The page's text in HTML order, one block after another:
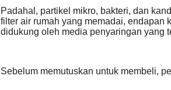
Padahal, partikel mikro, bakteri, dan
filter air rumah yang memadai, endapan
didukung oleh media penyaringan yang
Sebelum memutuskan untuk membeli,